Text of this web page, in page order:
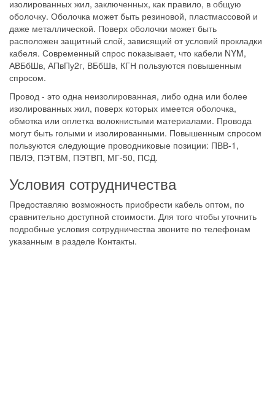
изолированных жил, заключенных, как правило, в общую
оболочку. Оболочка может быть резиновой, пластмассовой и
даже металлической. Поверх оболочки может быть
расположен защитный слой, зависящий от условий прокладки
кабеля. Современный спрос показывает, что кабели NYM,
АВБбШв, АПвПу2г, ВБбШв, КГН пользуются повышенным
спросом.
Провод - это одна неизолированная, либо одна или более
изолированных жил, поверх которых имеется оболочка,
обмотка или оплетка волокнистыми материалами. Провода
могут быть голыми и изолированными. Повышенным спросом
пользуются следующие проводниковые позиции: ПВВ-1,
ПВЛЭ, ПЭТВМ, ПЭТВП, МГ-50, ПСД.
Условия сотрудничества
Предоставляю возможность приобрести кабель оптом, по
сравнительно доступной стоимости. Для того чтобы уточнить
подробные условия сотрудничества звоните по телефонам
указанным в разделе Контакты.